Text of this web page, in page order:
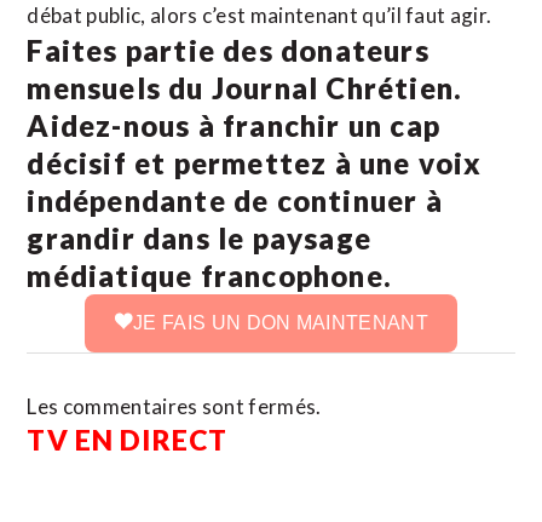
débat public, alors c’est maintenant qu’il faut agir.
Faites partie des donateurs
mensuels du Journal Chrétien.
Aidez-nous à franchir un cap
décisif et permettez à une voix
indépendante de continuer à
grandir dans le paysage
médiatique francophone.
JE FAIS UN DON MAINTENANT
Les commentaires sont fermés.
TV EN DIRECT